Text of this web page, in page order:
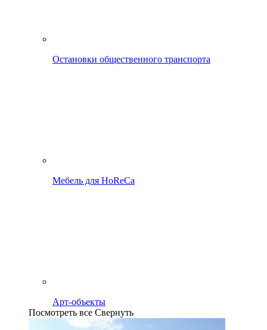
Остановки общественного транспорта
Мебель для HoReCa
Арт-объекты
Посмотреть все Свернуть